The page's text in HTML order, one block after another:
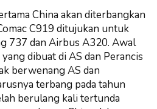
China akan diterbangkan
C919 ditujukan untuk
737 dan Airbus A320. Awal
dibuat di AS dan Perancis
berwenang AS dan
terbang pada tahun
berulang kali tertunda